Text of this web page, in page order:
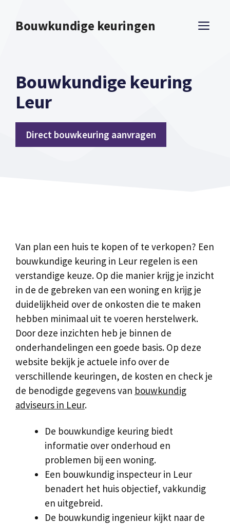
naarBouwkundige keuringen
Bouwkundige keuring
Leur
Direct bouwkeuring aanvragen
Van plan een huis te kopen of te verkopen? Een
bouwkundige keuring in Leur regelen is een
verstandige keuze. Op die manier krijg je inzicht
in de de gebreken van een woning en krijg je
duidelijkheid over de onkosten die te maken
hebben minimaal uit te voeren herstelwerk.
Door deze inzichten heb je binnen de
onderhandelingen een goede basis. Op deze
website bekijk je actuele info over de
verschillende keuringen, de kosten en check je
de benodigde gegevens van bouwkundig
adviseurs in Leur.
De bouwkundige keuring biedt
informatie over onderhoud en
problemen bij een woning.
Een bouwkundig inspecteur in Leur
benadert het huis objectief, vakkundig
en uitgebreid.
De bouwkundig ingenieur kijkt naar de